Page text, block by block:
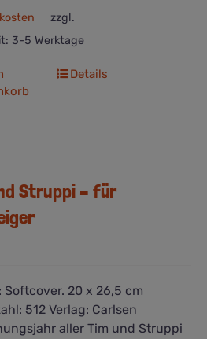
zzgl.
3-5 Werktage
Details
Struppi – für
Softcover. 20 x 26,5 cm
512Verlag: Carlsen
aller Tim und Struppi